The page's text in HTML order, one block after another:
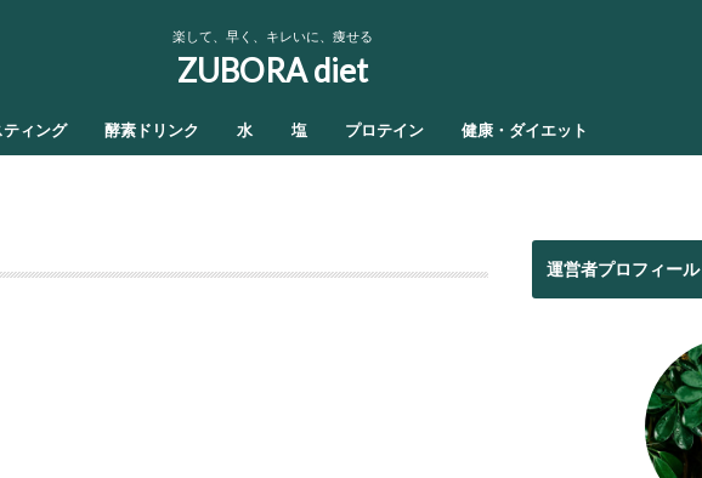
楽して、早く、キレいに、痩せる
ZUBORA diet
ティング 酵素ドリンク 水 塩 プロテイン 健康・ダイエット
運営者プロフィール